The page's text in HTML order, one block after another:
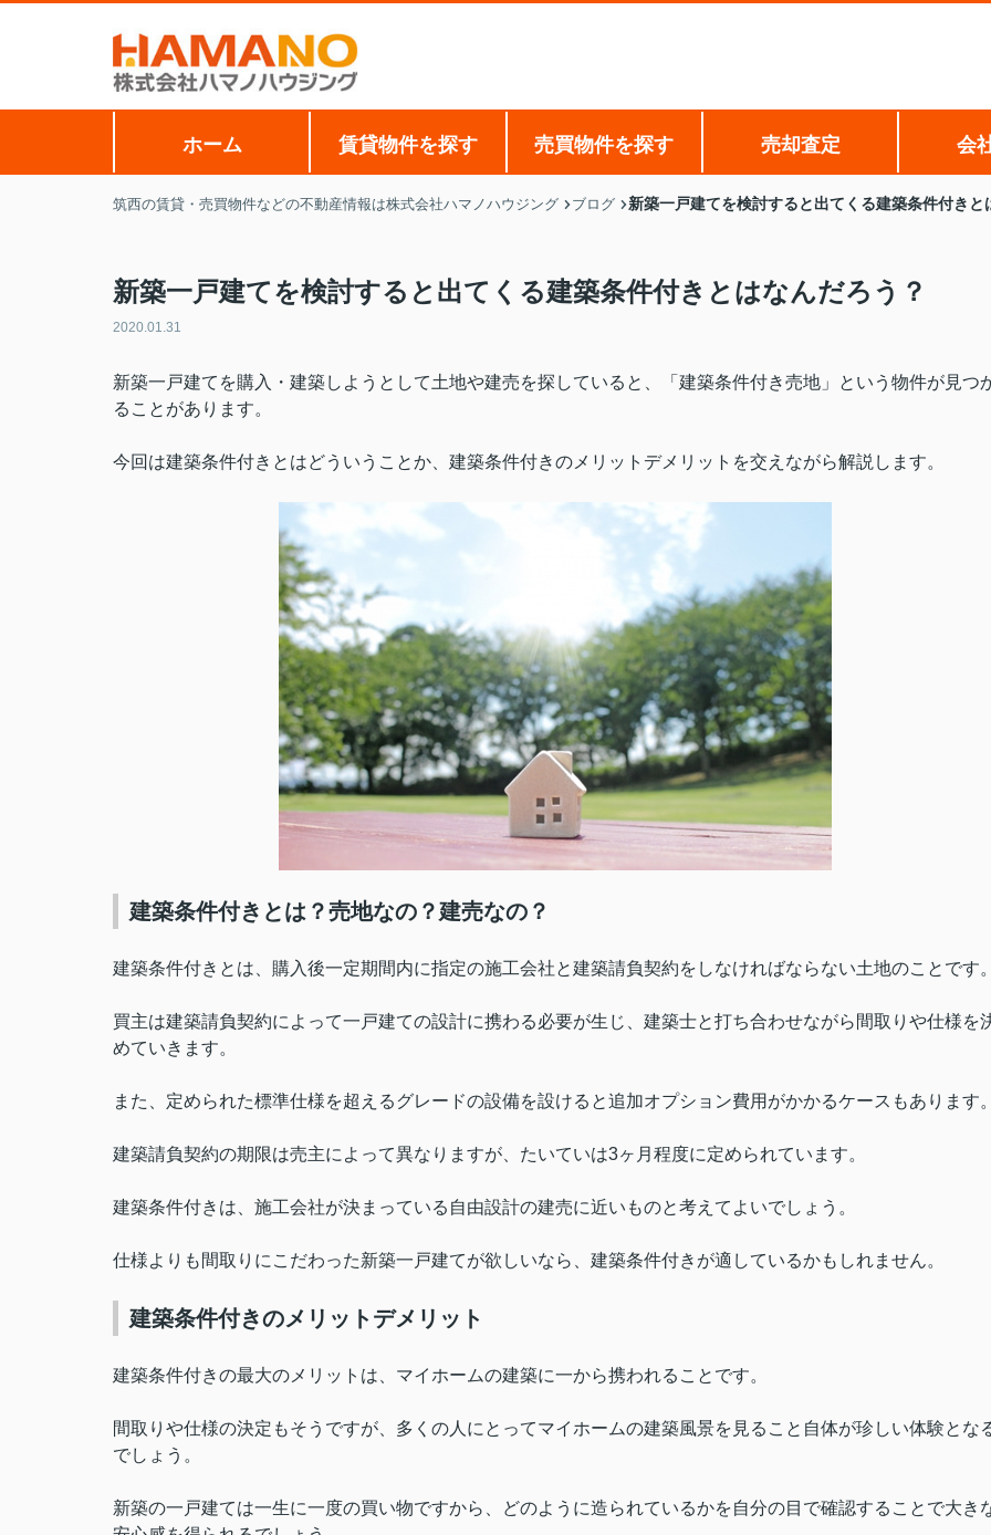
ホーム 賃貸物件を探す 売買物件を探す 売却査定 会
筑西の賃貸・売買物件などの不動産情報は株式会社ハマノハウジング ブログ 新築一戸建てを検討すると出てくる建築条件付きと
新築一戸建てを検討すると出てくる建築条件付きとはなんだろう？
2020.01.31
新築一戸建てを購入・建築しようとして土地や建売を探していると、「建築条件付き売地」という物件が見つ
ることがあります。
今回は建築条件付きとはどういうことか、建築条件付きのメリットデメリットを交えながら解説します。
建築条件付きとは？売地なの？建売なの？
建築条件付きとは、購入後一定期間内に指定の施工会社と建築請負契約をしなければならない土地のことです。
買主は建築請負契約によって一戸建ての設計に携わる必要が生じ、建築士と打ち合わせながら間取りや仕様を
めていきます。
また、定められた標準仕様を超えるグレードの設備を設けると追加オプション費用がかかるケースもあります。
建築請負契約の期限は売主によって異なりますが、たいていは3ヶ月程度に定められています。
建築条件付きは、施工会社が決まっている自由設計の建売に近いものと考えてよいでしょう。
仕様よりも間取りにこだわった新築一戸建てが欲しいなら、建築条件付きが適しているかもしれません。
建築条件付きのメリットデメリット
建築条件付きの最大のメリットは、マイホームの建築に一から携われることです。
間取りや仕様の決定もそうですが、多くの人にとってマイホームの建築風景を見ること自体が珍しい体験とな
でしょう。
新築の一戸建ては一生に一度の買い物ですから、どのように造られているかを自分の目で確認することで大き